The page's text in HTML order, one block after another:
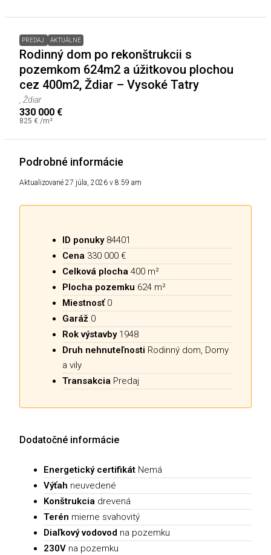
PREDAJ AKTUÁLNE
Rodinný dom po rekonštrukcii s
pozemkom 624m2 a úžitkovou plochou
cez 400m2, Ždiar – Vysoké Tatry
, Ždiar
330 000 €
825 € /m²
Podrobné informácie
Aktualizované 27 júla, 2026 v 8:59 am
ID ponuky 84401
Cena 330 000 €
Celková plocha 400 m²
Plocha pozemku 624 m²
Miestnosť 0
Garáž 0
Rok výstavby 1948
Druh nehnuteľnosti Rodinný dom, Domy
a vily
Transakcia Predaj
Dodatočné informácie
Energetický certifikát Nemá
Výťah neuvedené
Konštrukcia drevená
Terén mierne svahovitý
Diaľkový vodovod na pozemku
230V na pozemku